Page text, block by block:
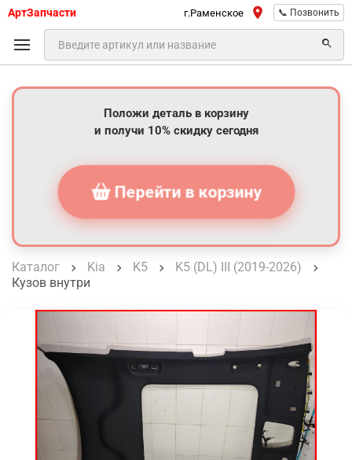
АртЗапчасти г.Раменское 📞 Позвонить
Положи деталь в корзину
и получи 10% скидку сегодня
Перейти в корзину
Каталог Kia K5
K5 (DL) III (2019-2026)
Кузов внутри